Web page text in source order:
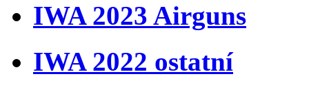
IWA 2023 Airguns
IWA 2022 ostatní